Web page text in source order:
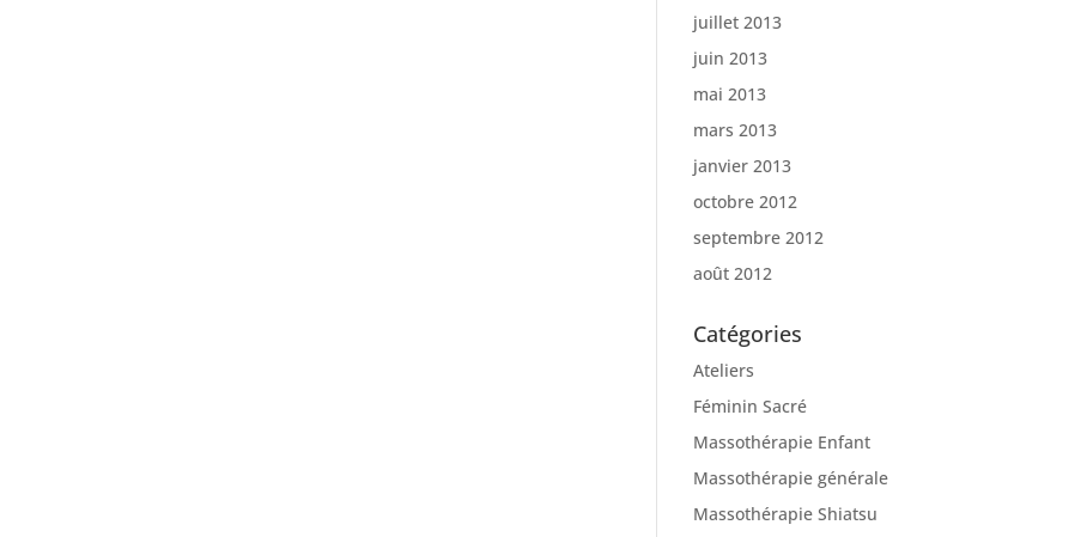
juillet 2013
juin 2013
mai 2013
mars 2013
janvier 2013
octobre 2012
septembre 2012
août 2012
Catégories
Ateliers
Féminin Sacré
Massothérapie Enfant
Massothérapie générale
Massothérapie Shiatsu